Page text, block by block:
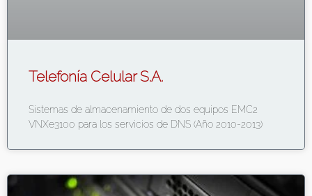
Telefonía Celular S.A.
Sistemas de almacenamiento de dos equipos EMC2
VNXe3100 para los servicios de DNS (Año 2010-2013)